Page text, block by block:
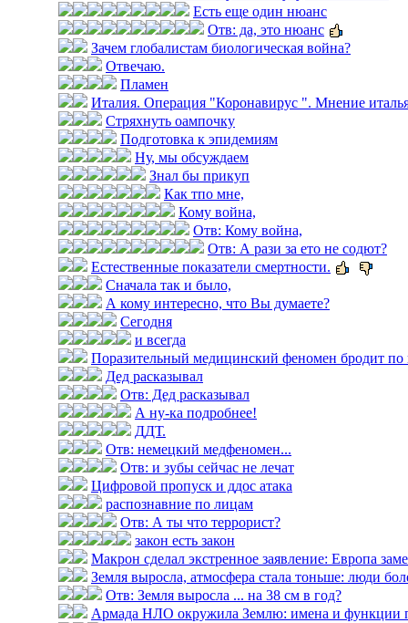
Есть еще один нюанс
Отв: да, это нюанс
Зачем глобалистам биологическая война?
Отвечаю.
Пламен
Италия. Операция "Коронавирус ". Мнение
Стряхнуть оампочку
Подготовка к эпидемиям
Ну, мы обсуждаем
Знал бы прикуп
Как тпо мне,
Кому война,
Отв: Кому война,
Отв: А рази за ето не содют?
Естественные показатели смертности.
Сначала так и было,
А кому интересно, что Вы думаете?
Сегодня
и всегда
Поразительный медицинский феномен бродит по
Дед расказывал
Отв: Дед расказывал
А ну-ка подробнее!
ДДТ.
Отв: немецкий медфеномен...
Отв: и зубы сейчас не лечат
Цифровой пропуск и ддос атака
распознавние по лицам
Отв: А ты что террорист?
закон есть закон
Макрон сделал экстренное заявление: Европа
Земля выросла, атмосфера стала тоньше: люди
Отв: Земля выросла ... на 38 см в год?
Армада НЛО окружила Землю: имена и функции